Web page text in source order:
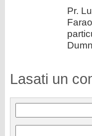
Pr.
Lasati un